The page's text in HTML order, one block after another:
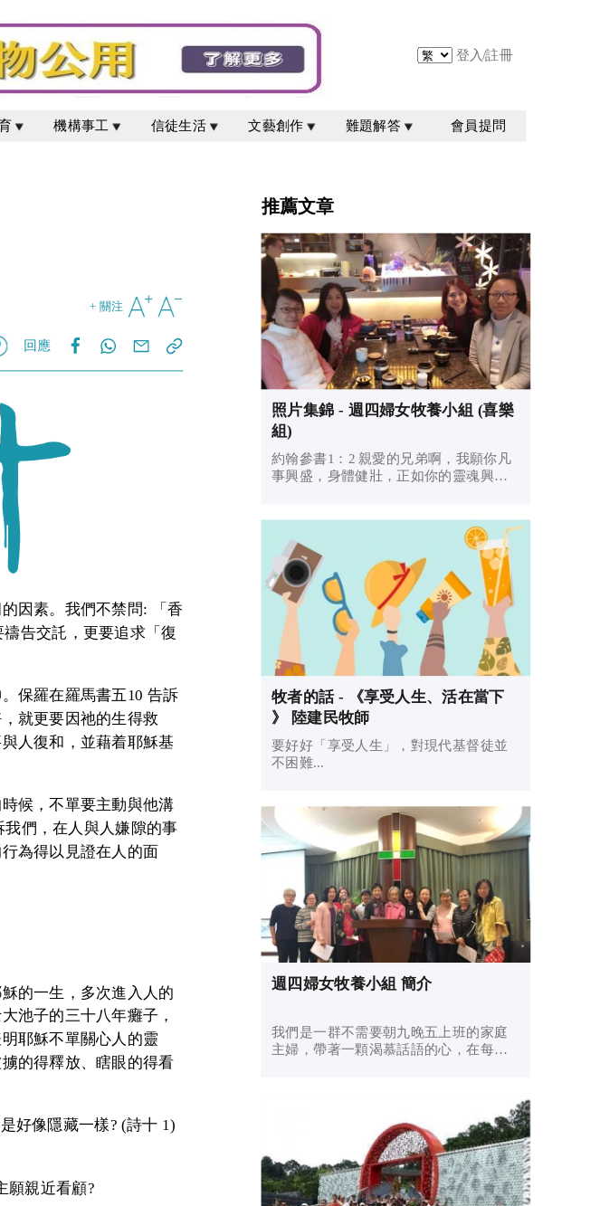
登入/註冊
機構事工 信徒生活 文藝創作 難題解答 會員提問
+ 關注
回應
因素。我們不禁問: 「香
告交託，更要追求「復
保羅在羅馬書五10 告訴
就更要因祂的生得救
人復和，並藉着耶穌基
候，不單要主動與他溝
們，在人與人嫌隙的事
為得以見證在人的面
的一生，多次進入人的
池子的三十八年癱子，
耶穌不單關心人的靈
的得釋放、瞎眼的得看
好像隱藏一樣? (詩十 1)
願親近看顧?
推薦文章
照片集錦 - 週四婦女牧養小組 (喜樂
組)
約翰參書1：2 親愛的兄弟啊，我願你凡
事興盛，身體健壯，正如你的靈魂興盛
牧者的話 - 《享受人生、活在當下
》 陸建民牧師
要好好「享受人生」，對現代基督徒並
不困難...
週四婦女牧養小組 簡介
我們是一群不需要朝九晚五上班的家庭
主婦，帶著一顆渴慕話語的心，在每星
相交，一起經歷神的信實、大能，以及
祂的安慰、醫治、教導、建立，享受生
命被改變的喜樂。